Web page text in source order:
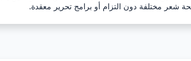
شعر مختلفة دون التزام أو برامج تحرير معقدة.